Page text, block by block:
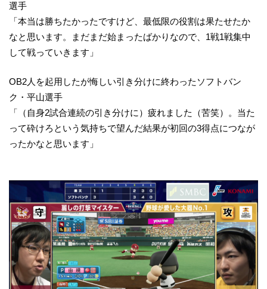
選手
「本当は勝ちたかったですけど、最低限の役割は果たせたか
なと思います。まだまだ始まったばかりなので、1戦1戦集中
して戦っていきます」
OB2人を起用したが悔しい引き分けに終わったソフトバン
ク・平山選手
「（自身2試合連続の引き分けに）疲れました（苦笑）。当た
って砕けろという気持ちで望んだ結果が初回の3得点につなが
ったかなと思います」